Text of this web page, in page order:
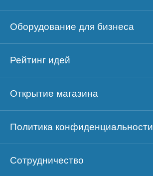
Оборудование для бизнеса
Рейтинг идей
Открытие магазина
Политика конфиденциальности
Сотрудничество